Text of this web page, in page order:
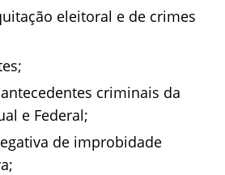
eleitoral e de crimes
criminais da
e Federal;
de improbidade